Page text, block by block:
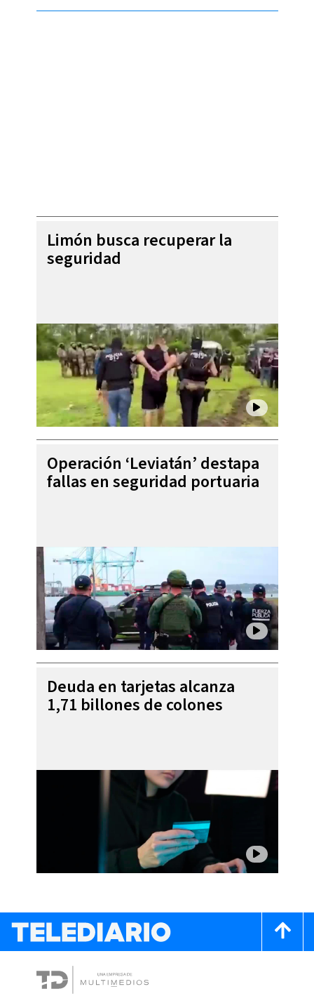
Limón busca recuperar la
seguridad
Operación ‘Leviatán’ destapa
fallas en seguridad portuaria
Deuda en tarjetas alcanza
1,71 billones de colones